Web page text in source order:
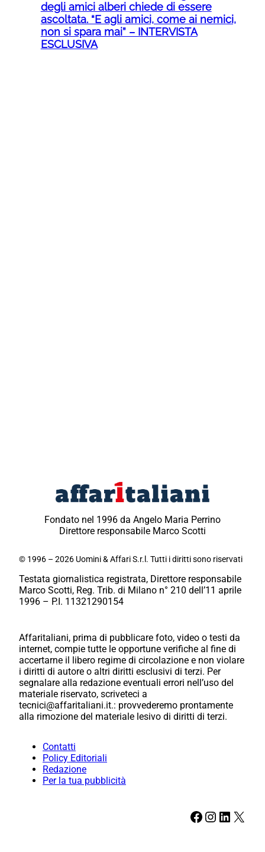
degli amici alberi chiede di essere
ascoltata. “E agli amici, come ai nemici,
non si spara mai” – INTERVISTA
ESCLUSIVA
Fondato nel 1996 da Angelo Maria Perrino
Direttore responsabile Marco Scotti
© 1996 – 2026 Uomini & Affari S.r.l. Tutti i diritti sono riservati
Testata giornalistica registrata, Direttore responsabile
Marco Scotti, Reg. Trib. di Milano n° 210 dell’11 aprile
1996 – P.I. 11321290154
Affaritaliani, prima di pubblicare foto, video o testi da
internet, compie tutte le opportune verifiche al fine di
accertarne il libero regime di circolazione e non violare
i diritti di autore o altri diritti esclusivi di terzi. Per
segnalare alla redazione eventuali errori nell’uso del
materiale riservato, scriveteci a
tecnici@affaritaliani.it.: provvederemo prontamente
alla rimozione del materiale lesivo di diritti di terzi.
Contatti
Policy Editoriali
Redazione
Per la tua pubblicità
Facebook Instagram LinkedIn X